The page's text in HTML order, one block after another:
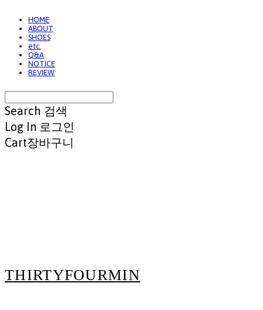
HOME
ABOUT
SHOES
etc.
Q&A
NOTICE
REVIEW
Search 검색
Log In 로그인
Cart장바구니
THIRTYFOURMIN